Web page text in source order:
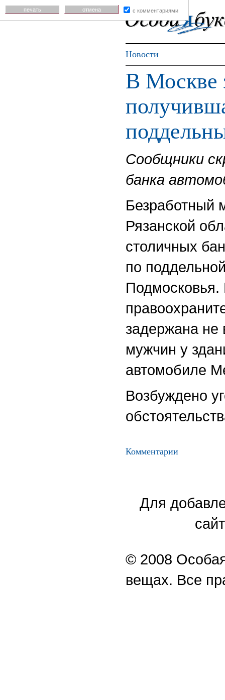
Новости
В Москве
Сообщники
банка
Безработный
Рязанской
столичных
по
Подмосковья.
задержана
мужчин у
автомобиле
Возбуждено
Комментарии
Для
© 2008
вещах. Все
печать отмена с комментариями